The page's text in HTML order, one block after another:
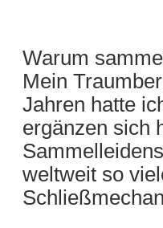
Warum
Mein
Jahren hatte
ergänzen sich
weltweit so